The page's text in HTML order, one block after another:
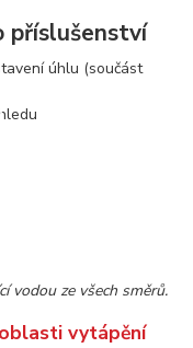
příslušenství
úhlu (součást
vodou ze všech směrů.
vytápění